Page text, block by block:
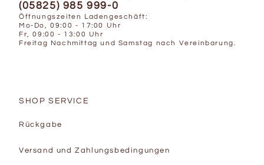
(05825) 985 999-0
Öffnungszeiten Ladengeschäft:
Mo-Do, 09:00 - 17:00 Uhr
Fr, 09:00 - 13:00 Uhr
Freitag Nachmittag und Samstag nach Vereinbarung.
SHOP SERVICE
Rückgabe
Versand und Zahlungsbedingungen